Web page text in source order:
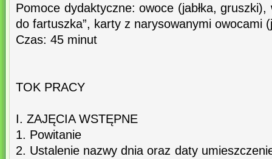
Pomoce dydaktyczne: owoce (jabłka, gruszki),
do fartuszka”, karty z narysowanymi owocami
Czas: 45 minut
TOK PRACY
I. ZAJĘCIA WSTĘPNE
1. Powitanie
2. Ustalenie nazwy dnia oraz daty